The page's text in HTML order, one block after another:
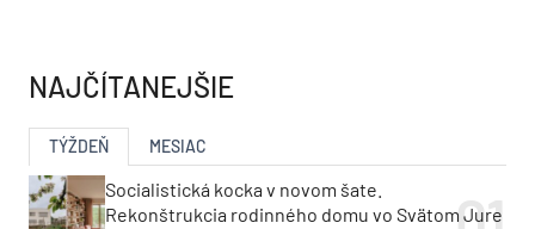
NAJČÍTANEJŠIE
TÝŽDEŇ MESIAC
Socialistická kocka v novom šate.
Rekonštrukcia rodinného domu vo Svätom Jure